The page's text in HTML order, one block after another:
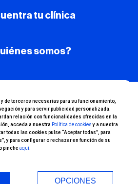
tu clínica
somos?
¡Conoce nuestro
canal de YouTube!
de terceros necesarias para su funcionamiento,
y para servir publicidad personalizada.
relación con funcionalidades ofrecidas en la
acceda a nuestra Política de cookiesy a nuestra
todas las cookies pulse “Aceptar todas”, para
y para configurar o rechazar en función de su
pinche aquí
OPCIONES